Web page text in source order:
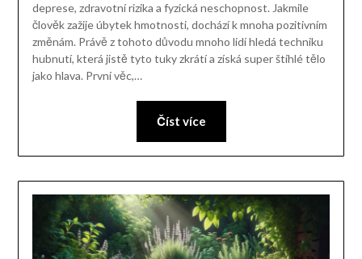
deprese, zdravotní rizika a fyzická neschopnost. Jakmile
člověk zažije úbytek hmotnosti, dochází k mnoha pozitivním
změnám. Právě z tohoto důvodu mnoho lidí hledá techniku
hubnutí, která jistě tyto tuky zkrátí a získá super štíhlé tělo
jako hlava. První věc,…
Číst více